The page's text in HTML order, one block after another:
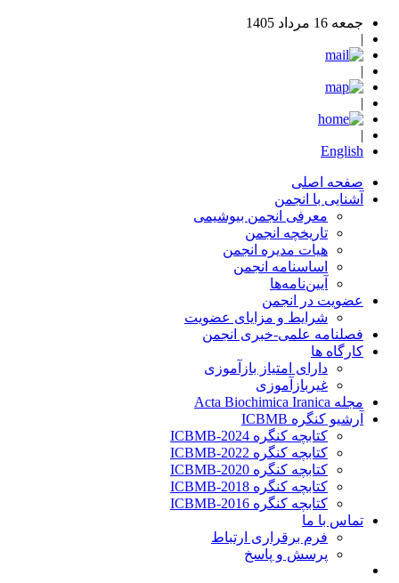
جمعه 16 مرداد 1405
English
صفحه اصلی
آشنایی با انجمن
معرفی انجمن بیوشیمی
تاریخچه انجمن
هیات مدیره انجمن
اساسنامه‌ انجمن
آیین‌نامه‌ها
عضویت در انجمن
شرایط و مزایای عضویت
فصلنامه علمی-خبری انجمن
کارگاه ها
دارای امتیاز بازآموزی
غیربازآموزی
مجله Acta Biochimica Iranica
آرشیو کنگره ICBMB
کتابچه کنگره ICBMB-2024
کتابچه کنگره ICBMB-2022
کتابچه کنگره ICBMB-2020
کتابچه کنگره ICBMB-2018
کتابچه کنگره ICBMB-2016
تماس با ما
فرم برقراری ارتباط
پرسش و پاسخ